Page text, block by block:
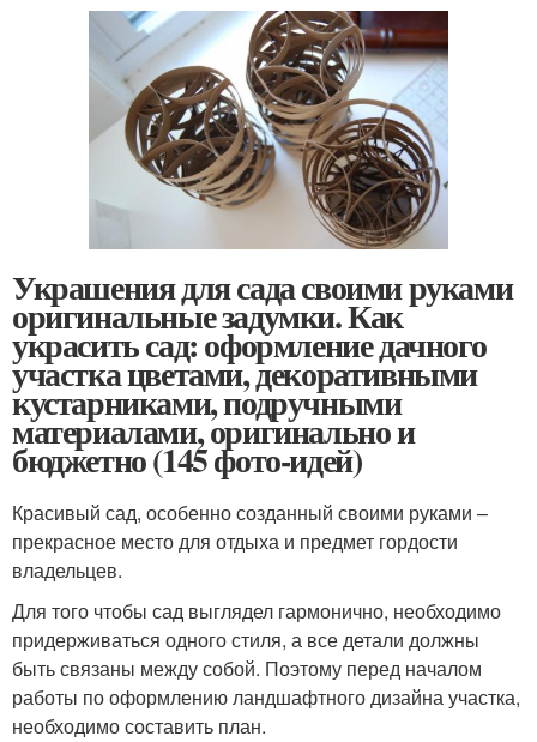
Украшения для сада своими руками
оригинальные задумки. Как
украсить сад: оформление дачного
участка цветами, декоративными
кустарниками, подручными
материалами, оригинально и
бюджетно (145 фото-идей)
Красивый сад, особенно созданный своими руками –
прекрасное место для отдыха и предмет гордости
владельцев.
Для того чтобы сад выглядел гармонично, необходимо
придерживаться одного стиля, а все детали должны
быть связаны между собой. Поэтому перед началом
работы по оформлению ландшафтного дизайна участка,
необходимо составить план.